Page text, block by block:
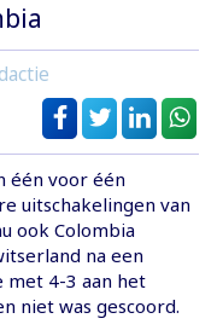
één voor één
uitschakelingen van
ook Colombia
na een
met 4-3 aan het
niet was gescoord.